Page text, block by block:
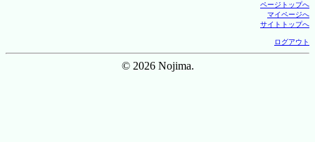
ページトップへ
マイページへ
サイトトップへ
ログアウト
© 2026 Nojima.